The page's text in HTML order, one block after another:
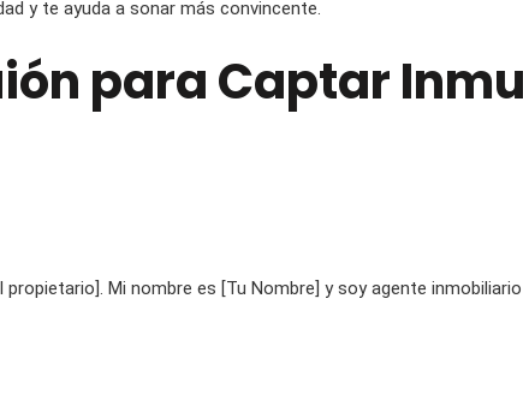
y te ayuda a sonar más convincente.
para Captar
propietario]. Mi nombre es [Tu Nombre] y soy agente